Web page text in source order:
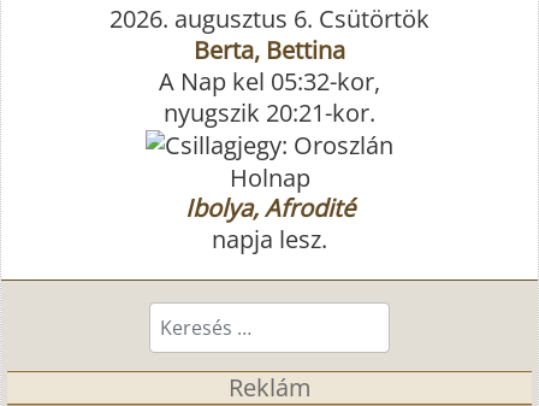
2026. augusztus 6. Csütörtök
Berta, Bettina
A Nap kel 05:32-kor,
nyugszik 20:21-kor.
Holnap
Ibolya, Afrodité
napja lesz.
Keresés...
Reklám